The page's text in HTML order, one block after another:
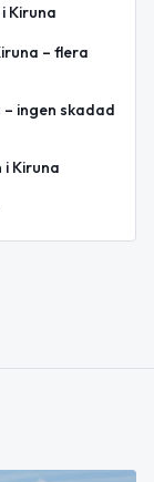
Kiruna
– flera
ingen skadad
Kiruna